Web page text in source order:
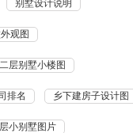
别墅设计说明
观图
层别墅小楼图
排名 乡下建房子设计图
小别墅图片